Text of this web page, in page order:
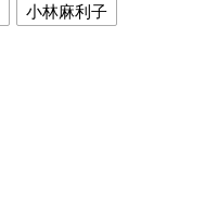
小林麻利子